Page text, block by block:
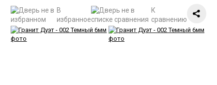
В
избранное
К
сравнению